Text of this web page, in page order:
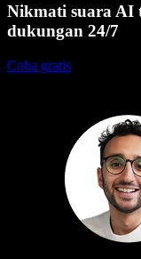
Nikmati suara AI
dukungan 24/7
Coba gratis